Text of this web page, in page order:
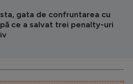
gata de confruntarea cu
ce a salvat trei penalty-uri